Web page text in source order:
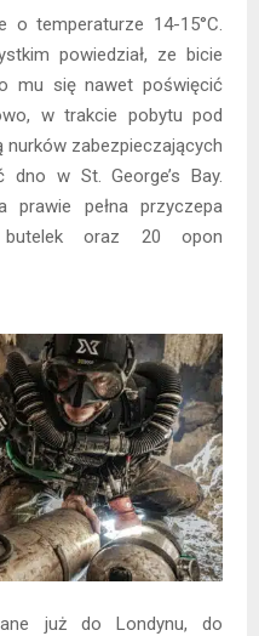
o temperaturze 14-15°C.
powiedział, ze bicie
mu się nawet poświęcić
w trakcie pobytu pod
zabezpieczających
dno w St. George’s Bay.
prawie pełna przyczepa
butelek oraz 20 opon
już do Londynu, do